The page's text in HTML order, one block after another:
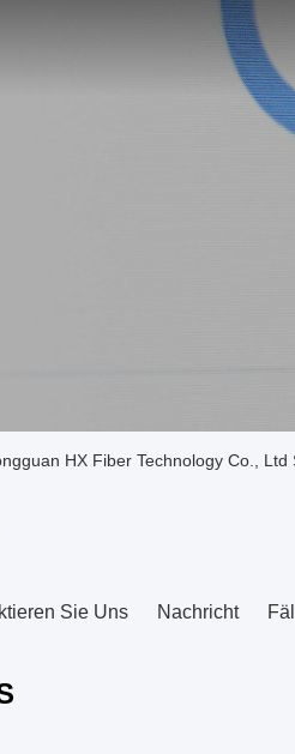
HX Fiber Technology Co., Ltd
Sie Uns Nachricht